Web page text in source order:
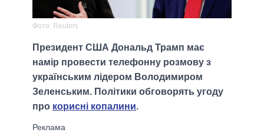
Фото: Reuters
Президент США Дональд Трамп має
намір провести телефонну розмову з
українським лідером Володимиром
Зеленським. Політики обговорять угоду
про корисні копалини.